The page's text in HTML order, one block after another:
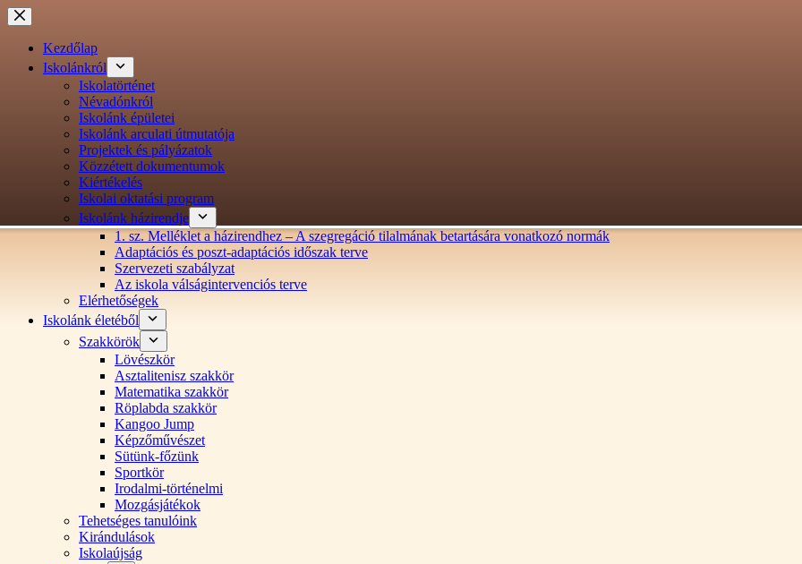
Ugrás
a
tartalomraKezdőlap
Iskolánkról
Iskolatörténet
Névadónkról
Iskolánk épületei
Iskolánk arculati útmutatója
Projektek és pályázatok
Közzétett dokumentumok
Kiértékelés
Iskolai oktatási program
Iskolánk házirendje
1. sz. Melléklet a házirendhez – A szegregáció tilalmának betartására vonatkozó normák
Adaptációs és poszt-adaptációs időszak terve
Szervezeti szabályzat
Az iskola válságintervenciós terve
Elérhetőségek
Iskolánk életéből
Szakkörök
Lövészkör
Asztalitenisz szakkör
Matematika szakkör
Röplabda szakkör
Kangoo Jump
Képzőművészet
Sütünk-főzünk
Sportkör
Irodalmi-történelmi
Mozgásjátékok
Tehetséges tanulóink
Kirándulások
Iskolaújság